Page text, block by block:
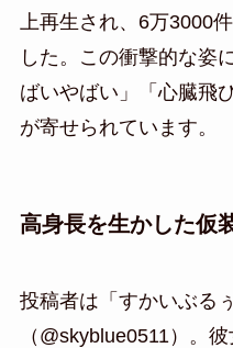
上再生され、6万3000
した。この衝撃的な姿
ばいやばい」「心臓飛
が寄せられています。
高身長を生かした仮
投稿者は「すかいぶる
（@skyblue0511）。